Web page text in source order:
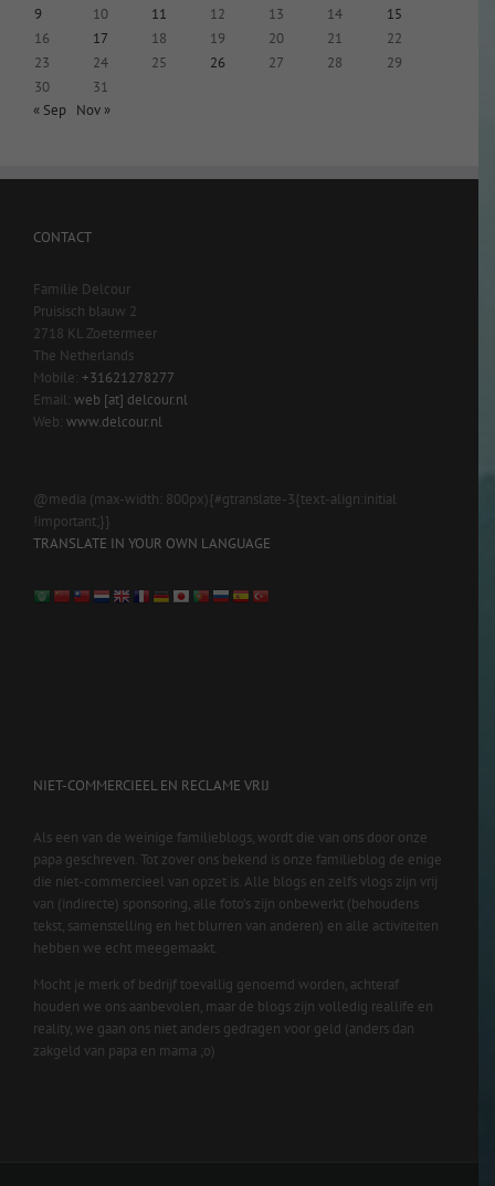
9
10 11 12 13 14
15
16
17 18 19 20 21
22
23
24 25 26 27 28
29
30
31
« Sep Nov »
CONTACT
Familie Delcour
Pruisisch blauw 2
2718 KL Zoetermeer
The Netherlands
Mobile: +31621278277
Email: web [at] delcour.nl
Web: www.delcour.nl
@media (max-width: 800px){#gtranslate-3{text-align:initial
!important;}}
TRANSLATE IN YOUR OWN LANGUAGE
NIET-COMMERCIEEL EN RECLAME VRIJ
Als een van de weinige familieblogs, wordt die van ons door onze
papa geschreven. Tot zover ons bekend is onze familieblog de enige
die niet-commercieel van opzet is. Alle blogs en zelfs vlogs zijn vrij
van (indirecte) sponsoring, alle foto’s zijn onbewerkt (behoudens
tekst, samenstelling en het blurren van anderen) en alle activiteiten
hebben we echt meegemaakt.
Mocht je merk of bedrijf toevallig genoemd worden, achteraf
houden we ons aanbevolen, maar de blogs zijn volledig reallife en
reality, we gaan ons niet anders gedragen voor geld (anders dan
zakgeld van papa en mama ;o)